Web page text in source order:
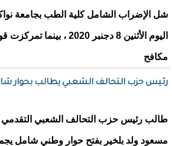
شل الإضراب الشامل كلية الطب بجامعة
اليوم الأثنين 8 دجنبر 2020 ، بينما
مكافح
رئيس حزب التحالف الشعبي يطالب بحوار
طالب رئيس حزب التحالف الشعبي التقدمي
مسعود ولد بلخير بفتح حوار وطني شامل